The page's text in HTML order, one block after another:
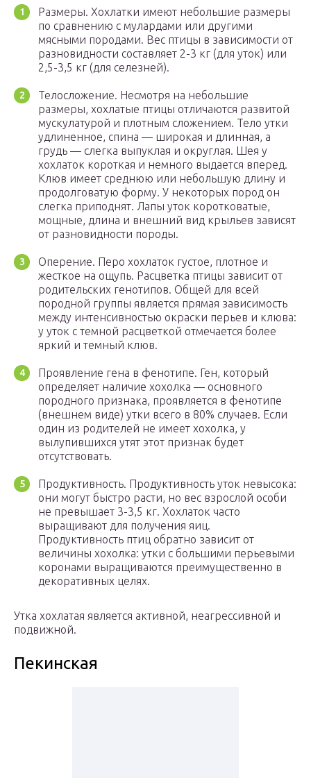
Размеры. Хохлатки имеют небольшие размеры
по сравнению с мулардами или другими
мясными породами. Вес птицы в зависимости от
разновидности составляет 2-3 кг (для уток) или
2,5-3,5 кг (для селезней).
Телосложение. Несмотря на небольшие
размеры, хохлатые птицы отличаются развитой
мускулатурой и плотным сложением. Тело утки
удлиненное, спина — широкая и длинная, а
грудь — слегка выпуклая и округлая. Шея у
хохлаток короткая и немного выдается вперед.
Клюв имеет среднюю или небольшую длину и
продолговатую форму. У некоторых пород он
слегка приподнят. Лапы уток коротковатые,
мощные, длина и внешний вид крыльев зависят
от разновидности породы.
Оперение. Перо хохлаток густое, плотное и
жесткое на ощупь. Расцветка птицы зависит от
родительских генотипов. Общей для всей
породной группы является прямая зависимость
между интенсивностью окраски перьев и клюва:
у уток с темной расцветкой отмечается более
яркий и темный клюв.
Проявление гена в фенотипе. Ген, который
определяет наличие хохолка — основного
породного признака, проявляется в фенотипе
(внешнем виде) утки всего в 80% случаев. Если
один из родителей не имеет хохолка, у
вылупившихся утят этот признак будет
отсутствовать.
Продуктивность. Продуктивность уток невысока:
они могут быстро расти, но вес взрослой особи
не превышает 3-3,5 кг. Хохлаток часто
выращивают для получения яиц.
Продуктивность птиц обратно зависит от
величины хохолка: утки с большими перьевыми
коронами выращиваются преимущественно в
декоративных целях.
Утка хохлатая является активной, неагрессивной и
подвижной.
Пекинская